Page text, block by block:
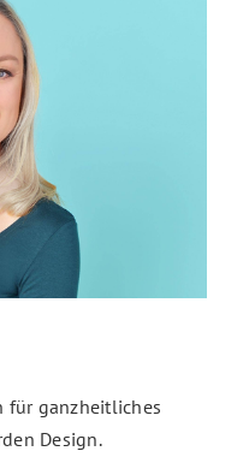
für ganzheitliches
Design.